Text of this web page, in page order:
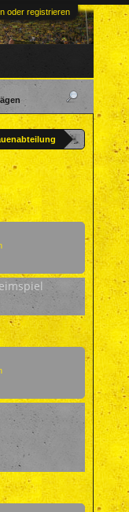
oder registrieren